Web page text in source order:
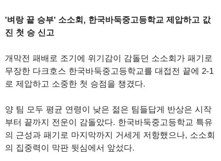
'벼랑 끝 승부' 소소회, 한국바둑중고등학교 제압하고 값
진 첫 승 신고
개막전 패배로 조기에 위기감이 감돌던 소소회가 패기로
무장한 다크호스 한국바둑중고등학교를 대접전 끝에 2-1
로 제압하고 소중한 첫 승점을 챙겼다.
양 팀 모두 평균 연령이 낮은 젊은 팀들답게 반상은 시작
부터 끝까지 전운이 감돌았다. 한국바둑중고등학교 특유
의 근성과 패기로 마지막까지 거세게 저항했으나, 소소회
의 집중력이 막판 뒷심에서 앞섰다.